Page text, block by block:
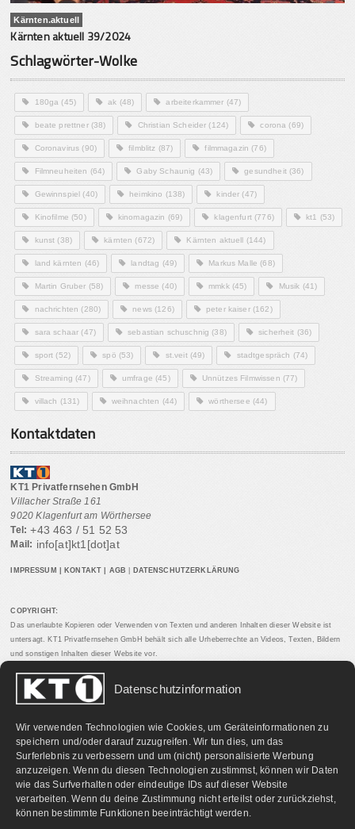
Datenschutzinformation
Wir verwenden Technologien wie Cookies, um Geräteinformationen zu
speichern und/oder darauf zuzugreifen. Wir tun dies, um das
Surferlebnis zu verbessern und um (nicht) personalisierte Werbung
anzuzeigen. Wenn du diesen Technologien zustimmst, können wir Daten
wie das Surfverhalten oder eindeutige IDs auf dieser Website
verarbeiten. Wenn du deine Zustimmung nicht erteilst oder zurückziehst,
können bestimmte Funktionen beeinträchtigt werden.
Kärnten.aktuell
Kärnten aktuell 39/2024
Schlagwörter-Wolke
180ga (45) ak (48) arbeiterkammer (47)
beate prettner(38) Christian Scheider (124) corona (69)
Coronavirus (90) filmblitz (87) filmmagazin (76)
Filmneuheiten (64) Gaby Schaunig (43) gesundheit(36)
Gewinnspiel (40) heimkino (138) kinder (47)
Kinofilme (50) kinomagazin (69) klagenfurt(776) kt1 (53)
kunst (38) kärnten (672) Kärnten aktuell (144)
land kärnten (46) landtag (49) Markus Malle (68)
Martin Gruber (58) messe (40) mmkk(45) Musik (41)
nachrichten (280) news(126) peter kaiser(162)
sara schaar (47) sebastian schuschnig (38) sicherheit (36)
sport (52) spö (53) st.veit(49) stadtgespräch (74)
Streaming (47) umfrage (45) Unnützes Filmwissen (77)
villach (131) weihnachten (44) wörthersee (44)
Kontaktdaten
KT1 Privatfernsehen GmbH
Villacher Straße 161
9020 Klagenfurt am Wörthersee
Tel: +43 463 / 51 52 53
Mail: info[at]kt1[dot]at
IMPRESSUM KONTAKT AGB DATENSCHUTZERKLÄRUNG
COPYRIGHT:
Das unerlaubte Kopieren oder Verwenden von Texten und anderen Inhalten dieser Website ist
untersagt. KT1 Privatfernsehen GmbH behält sich alle Urheberrechte an Videos, Texten, Bildern
und sonstigen Inhalten dieser Website vor.
PARTNERLINKS: